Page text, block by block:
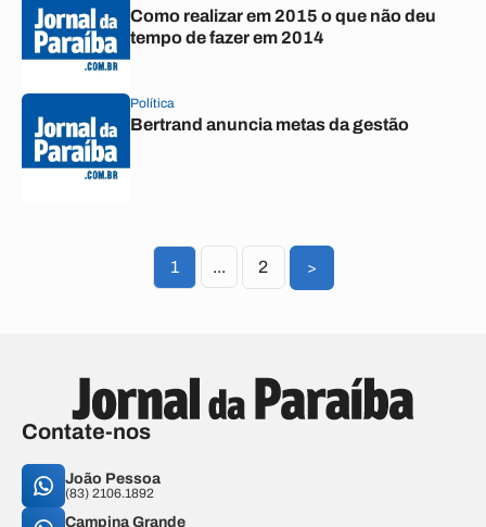
Como realizar em 2015 o que não deu
tempo de fazer em 2014
Política
Bertrand anuncia metas da gestão
1 ... 2 >
Contate-nos
João Pessoa
(83) 2106.1892
Campina Grande